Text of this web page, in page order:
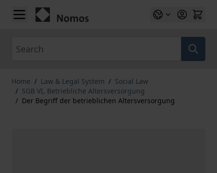
Skip to Content
Home / Law & Legal System / Social Law
/ SGB VI, Betriebliche Altersversorgung
/ Der Begriff der betrieblichen Altersversorgung